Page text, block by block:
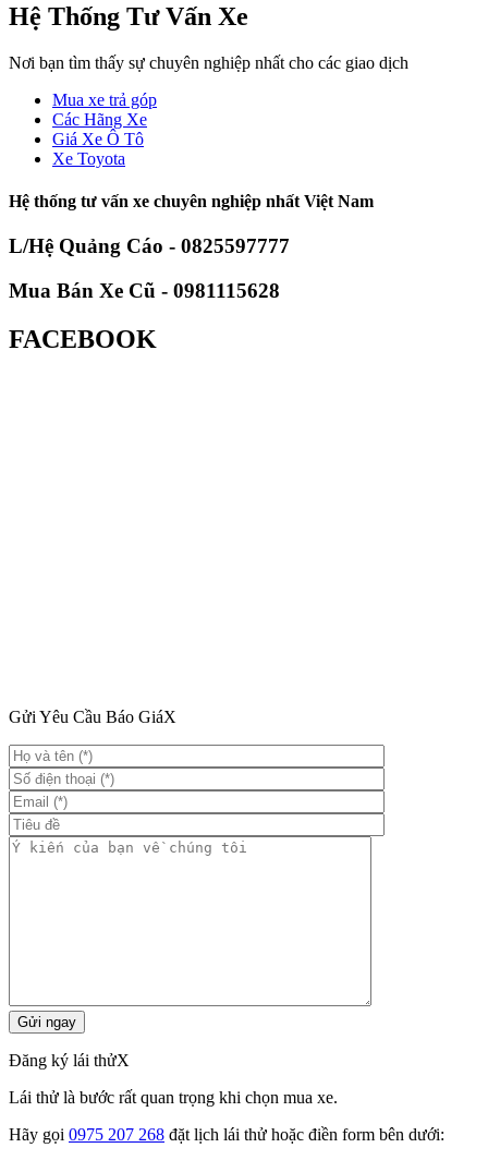
Hệ Thống Tư Vấn Xe
Nơi bạn tìm thấy sự chuyên nghiệp nhất cho các giao dịch
Mua xe trả góp
Các Hãng Xe
Giá Xe Ô Tô
Xe Toyota
Hệ thống tư vấn xe chuyên nghiệp nhất Việt Nam
L/Hệ Quảng Cáo - 0825597777
Mua Bán Xe Cũ - 0981115628
FACEBOOK
Gửi Yêu Cầu Báo GiáX
Đăng ký lái thửX
Lái thử là bước rất quan trọng khi chọn mua xe.
Hãy gọi 0975 207 268 đặt lịch lái thử hoặc điền form bên dưới: